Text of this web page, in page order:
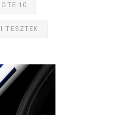
10
TESZTEK